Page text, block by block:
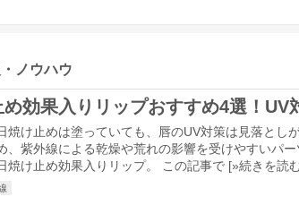
ノウハウ
め効果入りリップおすすめ4選！
焼け止めは塗っていても、唇のUV対策は見落とし
、紫外線による乾燥や荒れの影響を受けやすいパ
焼け止め効果入りリップ。 この記事で [»続きを読